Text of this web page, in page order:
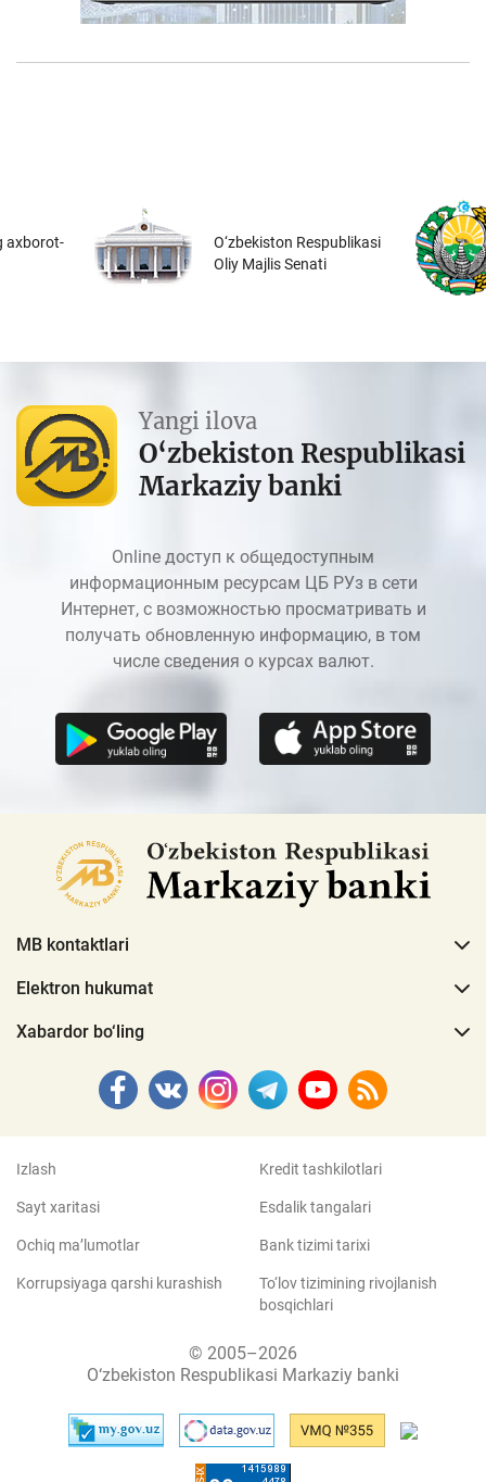
axborot-
O‘zbekiston Respublikasi
Oliy Majlis Senati
Yangi ilova
O‘zbekiston Respublikasi
Markaziy banki
Online доступ к общедоступным
информационным ресурсам ЦБ РУз в сети
Интернет, с возможностью просматривать и
получать обновленную информацию, в том
числе сведения о курсах валют.
MB kontaktlari
Elektron hukumat
Xabardor bo‘ling
Izlash
Sayt xaritasi
Ochiq ma’lumotlar
Korrupsiyaga qarshi kurashish
Kredit tashkilotlari
Esdalik tangalari
Bank tizimi tarixi
To‘lov tizimining rivojlanish
bosqichlari
© 2005–2026
O‘zbekiston Respublikasi Markaziy banki